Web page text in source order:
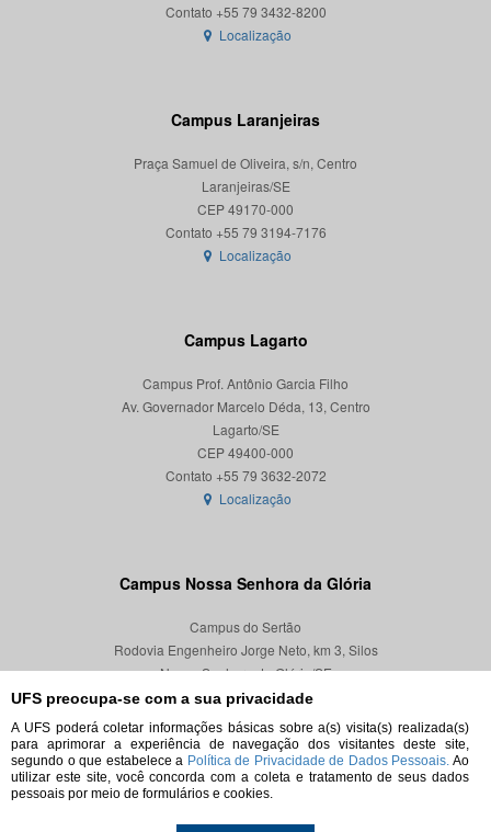
UFS preocupa-se com a sua privacidade
A UFS poderá coletar informações básicas sobre a(s) visita(s) realizada(s)
para aprimorar a experiência de navegação dos visitantes deste site,
segundo o que estabelece a Política de Privacidade de Dados Pessoais. Ao
utilizar este site, você concorda com a coleta e tratamento de seus dados
pessoais por meio de formulários e cookies.
Localização
Campus Laranjeiras
Praça Samuel de Oliveira, s/n, Centro
Laranjeiras/SE
CEP 49170-000
Localização
Campus Lagarto
Campus Prof. Antônio Garcia Filho
Av. Governador Marcelo Déda, 13, Centro
Lagarto/SE
CEP 49400-000
Localização
Campus Nossa Senhora da Glória
Campus do Sertão
Rodovia Engenheiro Jorge Neto, km 3, Silos
Nossa Senhora da Glória/SE
CEP 49680-000
Localização